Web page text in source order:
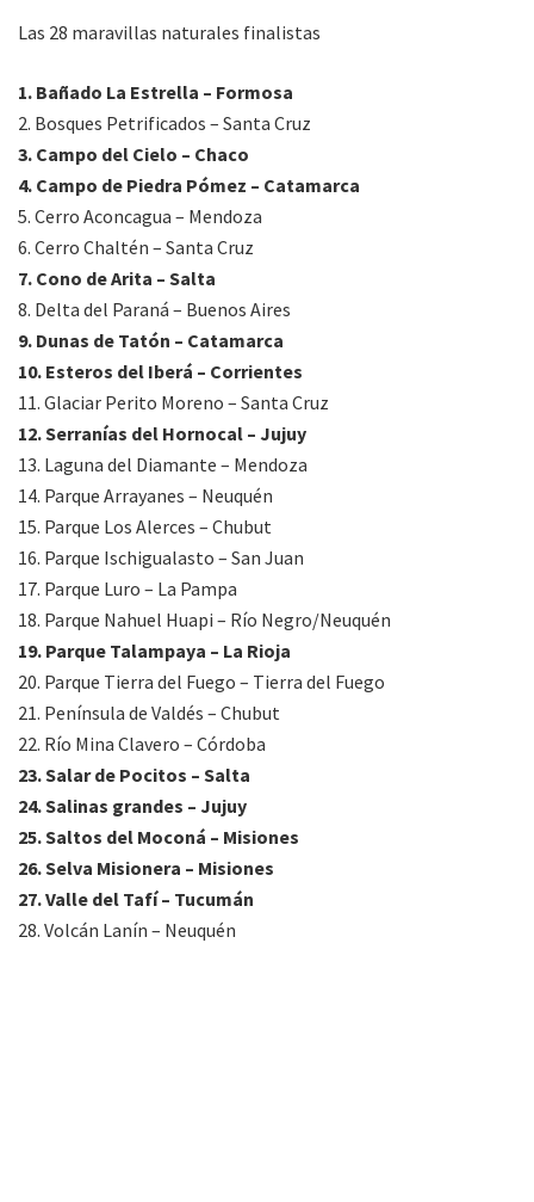
Las 28 maravillas naturales finalistas
1. Bañado La Estrella – Formosa
2. Bosques Petrificados – Santa Cruz
3. Campo del Cielo – Chaco
4. Campo de Piedra Pómez – Catamarca
5. Cerro Aconcagua – Mendoza
6. Cerro Chaltén – Santa Cruz
7. Cono de Arita – Salta
8. Delta del Paraná – Buenos Aires
9. Dunas de Tatón – Catamarca
10. Esteros del Iberá – Corrientes
11. Glaciar Perito Moreno – Santa Cruz
12. Serranías del Hornocal – Jujuy
13. Laguna del Diamante – Mendoza
14. Parque Arrayanes – Neuquén
15. Parque Los Alerces – Chubut
16. Parque Ischigualasto – San Juan
17. Parque Luro – La Pampa
18. Parque Nahuel Huapi – Río Negro/Neuquén
19. Parque Talampaya – La Rioja
20. Parque Tierra del Fuego – Tierra del Fuego
21. Península de Valdés – Chubut
22. Río Mina Clavero – Córdoba
23. Salar de Pocitos – Salta
24. Salinas grandes – Jujuy
25. Saltos del Moconá – Misiones
26. Selva Misionera – Misiones
27. Valle del Tafí – Tucumán
28. Volcán Lanín – Neuquén